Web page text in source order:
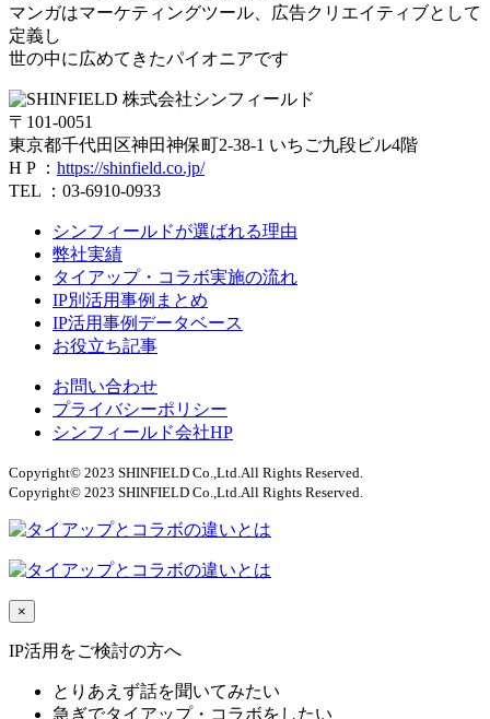
マンガはマーケティングツール、広告クリエイティブとして
定義し
世の中に広めてきたパイオニアです
株式会社シンフィールド
〒101-0051
東京都千代田区神田神保町2-38-1 いちご九段ビル4階
H P ： https://shinfield.co.jp/
TEL ：03-6910-0933
シンフィールドが選ばれる理由
弊社実績
タイアップ・コラボ実施の流れ
IP別活用事例まとめ
IP活用事例データベース
お役立ち記事
お問い合わせ
プライバシーポリシー
シンフィールド会社HP
Copyright© 2023 SHINFIELD Co.,Ltd.All Rights Reserved.
Copyright© 2023 SHINFIELD Co.,Ltd.All Rights Reserved.
×
IP活用をご検討の方へ
とりあえず話を聞いてみたい
急ぎでタイアップ・コラボをしたい